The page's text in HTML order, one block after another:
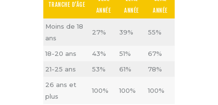
TRANCHE D’ÂGE
ANNÉE
ANNÉE
ANNÉE
Moins de 18
ans
27% 39% 55%
18-20 ans 43% 51%
67%
21-25 ans
53% 61%
78%
26 ans et
plus
100% 100% 100%